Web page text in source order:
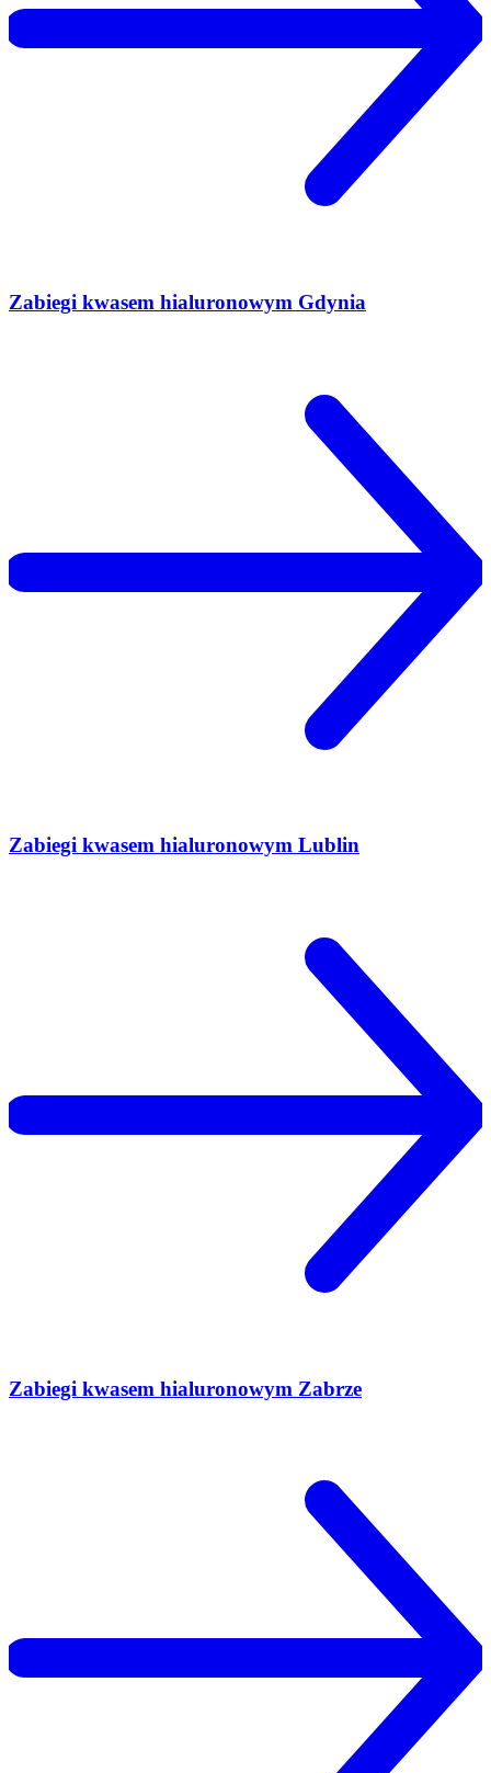
Zabiegi kwasem hialuronowym Gdynia
Zabiegi kwasem hialuronowym Lublin
Zabiegi kwasem hialuronowym Zabrze